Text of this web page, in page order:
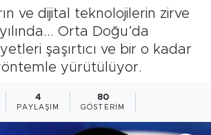
ve dijital teknolojilerin zirve
Orta Doğu’da
şaşırtıcı ve bir o kadar
yürütülüyor.
4
PAYLAŞIM
80
GÖSTERIM
Haberleri